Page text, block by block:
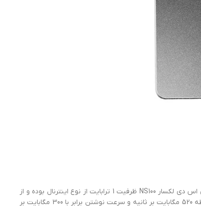
هارد اس اس دی لکسار NS100 ظرفیت 1 ترابایت محصولی از شرکت «لکسار» (Lexar) است که با ظرفیت 1 ترابایت روانه بازار شده است. هارد اس اس دی لکسار NS100 ظرفیت 1 ترابایت از نوع اینترنال بوده و از
طریق رابط SATA3.0 به رایانه شما متصل می‌شود و سرعت انتقال اطلاعات بالا را برای شما به ارمغان می‌آورد. سرعت خواندن اطلاعات در این حافظه 520 مگابایت بر ثانیه و سرعت نوشتن برابر با 300 مگابایت بر